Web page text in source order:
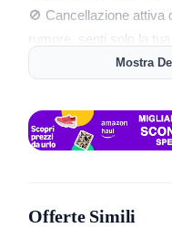
🚫 Cancellazione attiva
rumore, senti solo la tua
📞 Microfoni HD:
anche all’aperto.
🔋 Batteria lunga
Mostra
Offerte Simili